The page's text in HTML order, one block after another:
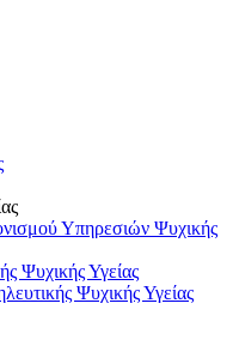
Υπηρεσιών Ψυχικής
Ψυχικής Υγείας
Ψυχικής Υγείας